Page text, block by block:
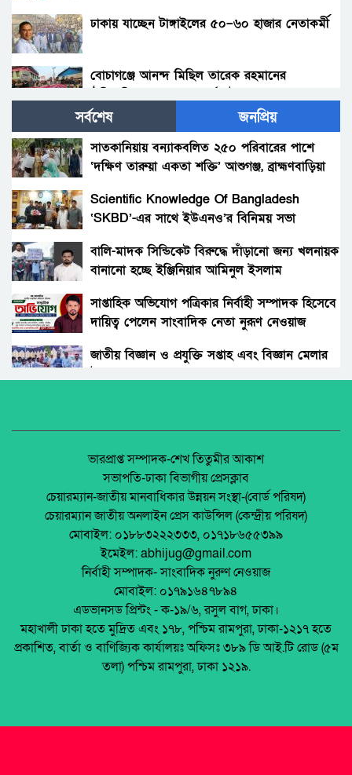
ঢাকায় যাচ্ছেন টাঙ্গাইলের ৫০–৬০ হাজার নেতাকর্মী
বোচাগঞ্জে আনন্দ মিছিল তারেক রহমানের
বোচাগঞ্জে ইসলামী আন্দোলন বাংলাদেশ উদ্যেগে
আলোচনা সভা অনুষ্ঠিত
জামায়াত আমির
অনুষ্ঠিত
শাপলা কলির ছায়ায় রংপুরের নতুন ভূমিকা: আল-
মামুন ও আখতার—এক স্বাধীনযাত্রার কাহিনি
বাংলাদেশ খেলাফত মজলিস মনোনীত মাওলানা
জোবায়ের সাঈদ এর মোটরসাইকেল শোডাউন ।
নিজেকে সম্পৃক্ত রায়কতে সর্বদা প্রস্তুত-: মাও. আবুল
কালাম আজাদ
আওয়ামী’লীগের অবরোধের বিরুদ্ধে কঠোর অবস্থান
ছিলো জামায়াত ইসলামীর।
চাঁদাবাজ-জুলুম বাজদের স্থান বিএনপিতে নেই-নুরুল
ইসলাম নয়ন
রংপুর-৩ আসনে বিএনপির প্রার্থী পরিবর্তনের দাবিতে
উত্তাল নগরী
সর্বশেষ জনপ্রিয়
সাতকানিয়ায় বন্যাকবলিত ২৫০ পরিবারের পাশে
‘দক্ষিণ তারুয়া একতা শক্তি’ আশুগঞ্জ, ব্রাহ্মণবাড়িয়া
Scientific Knowledge Of Bangladesh
‘SKBD’-এর সাথে ইউএনও’র বিনিময় সভা
বালি-মাদক সিন্ডিকেট বিরুদ্ধে দাঁড়ানো জন্য খলনায়ক
বানানো হচ্ছে ইঞ্জিনিয়ার আমিনুল ইসলাম
সাপ্তাহিক অভিযোগ পত্রিকার নির্বাহী সম্পাদক হিসেবে
দায়িত্ব পেলেন সাংবাদিক নেতা নুরূণ নেওয়াজ
জাতীয় বিজ্ঞান ও প্রযুক্তি সপ্তাহ এবং বিজ্ঞান মেলার
জেলা আইন-শৃৃঙ্খলা কমিটির মাসিক সভা অনুষ্ঠিত।
পলাশবাড়ীতে এমইপি গ্রুপের মতবিনিময় সভা
অনুষ্ঠিত।
জুলাই সনদ বাস্তবায়ন নিয়ে প্রশ্ন: রংপুরে ১১ দলের
বিক্ষোভ
মালয়েশিয়ায় ইমিগ্রেশনের অভিযানে বাংলাদেশিসহ
২৪ অবৈধ অভিবাসী আটক
থাইল্যান্ডে রিসোর্ট থেকে ২১ বাংলাদেশি উদ্ধার
ভারপ্রাপ্ত সম্পাদক-শেখ তিতুমীর আকাশ
সভাপতি-ঢাকা বিভাগীয় প্রেসক্লাব
চেয়ারম্যান-জাতীয় মানবাধিকার উন্নয়ন সংস্থা-(বোর্ড পরিষদ)
চেয়ারম্যান জাতীয় অনলাইন প্রেস কাউন্সিল (কেন্দ্রীয় পরিষদ)
মোবাইল: ০১৮৮৩২২২৩৩৩, ০১৭১৮৬৫৫৩৯৯
ইমেইল: abhijug@gmail.com
নির্বাহী সম্পাদক- সাংবাদিক নুরুণ নেওয়াজ
মোবাইল: ০১৭৯১৬৪৭৮৯৪
এডভানসড প্রিন্টং - ক-১৯/৬, রসুল বাগ, ঢাকা।
মহাখালী ঢাকা হতে মুদ্রিত এবং ১৭৮, পশ্চিম রামপুরা, ঢাকা-১২১৭ হতে
প্রকাশিত, বার্তা ও বাণিজ্যিক কার্যালয়ঃ অফিসঃ ৩৮৯ ডি আই.টি রোড (৫ম
তলা) পশ্চিম রামপুরা, ঢাকা ১২১৯.